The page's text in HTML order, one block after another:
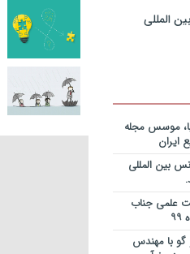
قراردادها
نوبل
در
کارخانه
در خصوص
از کجا
فایل
و دکتر
– برنامه
المللی
موسس مجله
ایران
بین المللی
علمی جناب
با مهندس